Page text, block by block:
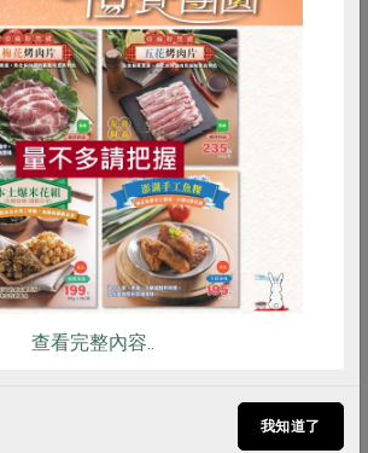
郡碩農創有限公司
柴焙龍眼乾肉-300g
RPET 食譜 減硝酸鹽
食安 共同購買
查看完整內容..
我知道了